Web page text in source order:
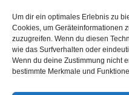
Um dir ein optimales Erlebnis zu
Cookies, um Geräteinformationen
zuzugreifen. Wenn du diesen
wie das Surfverhalten oder
Wenn du deine Zustimmung nicht
bestimmte Merkmale und
Dezember 2022
November 2022